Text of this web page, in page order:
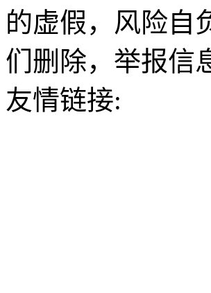
的虚假，风险自
们删除，举报信
友情链接: